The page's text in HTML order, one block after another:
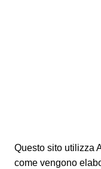
Questo sito utilizza
come vengono